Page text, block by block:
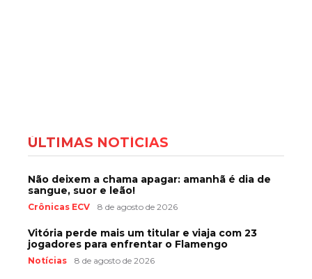
ÚLTIMAS NOTÍCIAS
Não deixem a chama apagar: amanhã é dia de
sangue, suor e leão!
Crônicas ECV 8 de agosto de 2026
Vitória perde mais um titular e viaja com 23
jogadores para enfrentar o Flamengo
Notícias 8 de agosto de 2026